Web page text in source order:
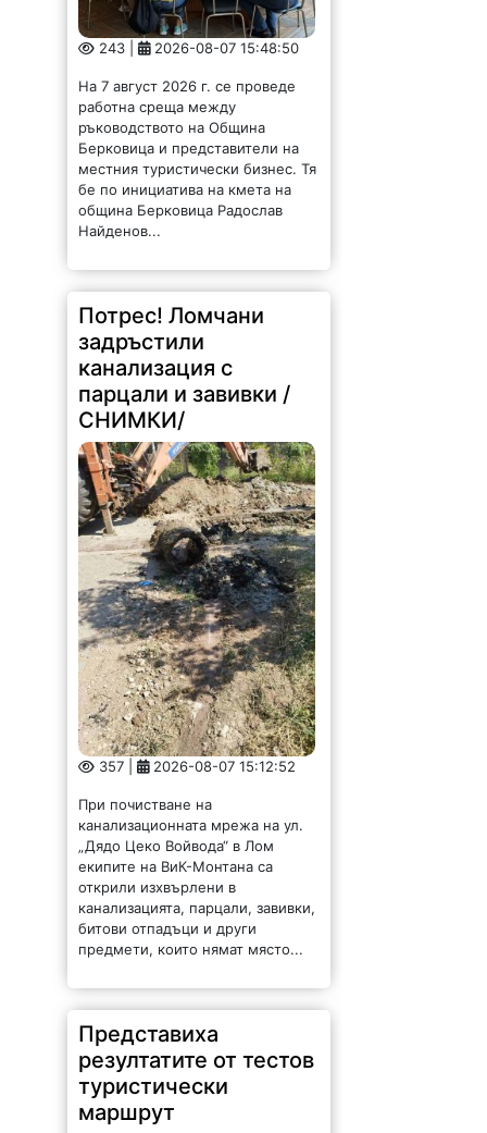
243 | 2026-08-07 15:48:50
На 7 август 2026 г. се проведе
работна среща между
ръководството на Община
Берковица и представители на
местния туристически бизнес. Тя
бе по инициатива на кмета на
община Берковица Радослав
Найденов...
Потрес! Ломчани
задръстили
канализация с
парцали и завивки /
СНИМКИ/
357 | 2026-08-07 15:12:52
При почистване на
канализационната мрежа на ул.
„Дядо Цеко Войвода“ в Лом
екипите на ВиК-Монтана са
открили изхвърлени в
канализацията, парцали, завивки,
битови отпадъци и други
предмети, които нямат място...
Представиха
резултатите от тестов
туристически
маршрут